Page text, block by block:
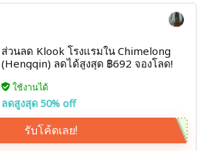
ส่วนลด Klook โรงแรมใน Chimelong
(Hengqin) ลดได้สูงสุด ฿692 จองโลด!
ใช้งานได้
ลดสูงสุด 50% off
รับโค้ดเลย!